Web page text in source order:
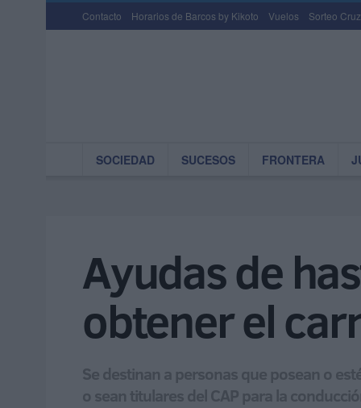
Contacto Horarios de Barcos by Kikoto Vuelos Sorteo
SOCIEDAD SUCESOS FRONTERA
Ayudas de
obtener el
Se destinan a personas que posean o
o sean titulares del CAP para la